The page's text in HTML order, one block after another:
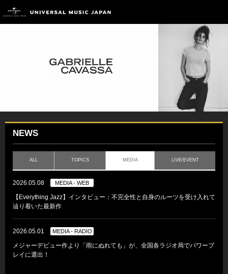
NEWS
ALL TOPICS MEDIA LIVE/EVENT
2026.05.08 MEDIA - WEB
【Everything Jazz】インタビュー：不完全性と自身のルーツを受け入れて
辿り着いた最新作
2026.05.01 MEDIA - RADIO
メジャーデビュー作より「雨にぬれても」が、全国各ラジオ局でパワープ
レイに選出！